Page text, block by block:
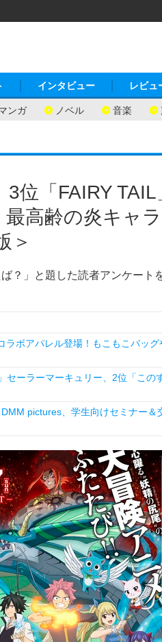
ンガ ノベル 音楽
インタビュー レビュ
3位「FAIRY
高齢の炎キャ
＞
？」と題した読者アンケー
ラボアパレル登場！もこもこバッ
セーラーマーキュリー、2位「こ
pictures、学生向けセミナー